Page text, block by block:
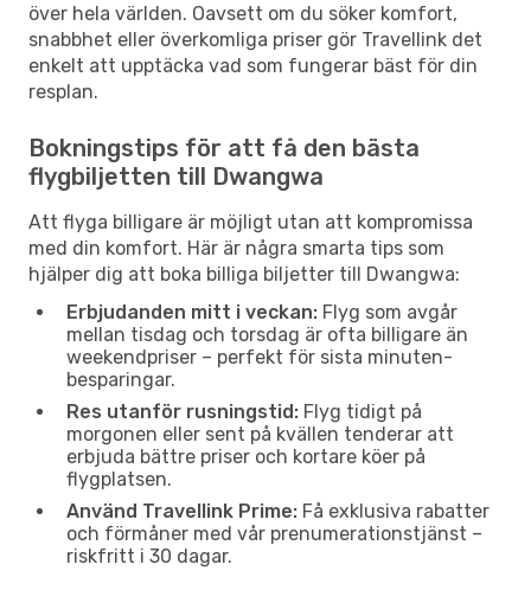
över hela världen. Oavsett om du söker komfort,
snabbhet eller överkomliga priser gör Travellink det
enkelt att upptäcka vad som fungerar bäst för din
resplan.
Bokningstips för att få den bästa
flygbiljetten till Dwangwa
Att flyga billigare är möjligt utan att kompromissa
med din komfort. Här är några smarta tips som
hjälper dig att boka billiga biljetter till Dwangwa:
Erbjudanden mitt i veckan: Flyg som avgår
mellan tisdag och torsdag är ofta billigare än
weekendpriser – perfekt för sista minuten-
besparingar.
Res utanför rusningstid: Flyg tidigt på
morgonen eller sent på kvällen tenderar att
erbjuda bättre priser och kortare köer på
flygplatsen.
Använd Travellink Prime: Få exklusiva rabatter
och förmåner med vår prenumerationstjänst –
riskfritt i 30 dagar.